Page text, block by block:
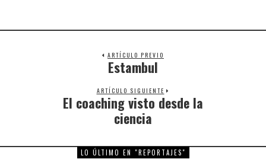
ARTÍCULO PREVIO
Previous
Estambul
ARTÍCULO SIGUIENTE
Next
post:
El coaching visto desde la
ciencia
LO ÚLTIMO EN "REPORTAJES"